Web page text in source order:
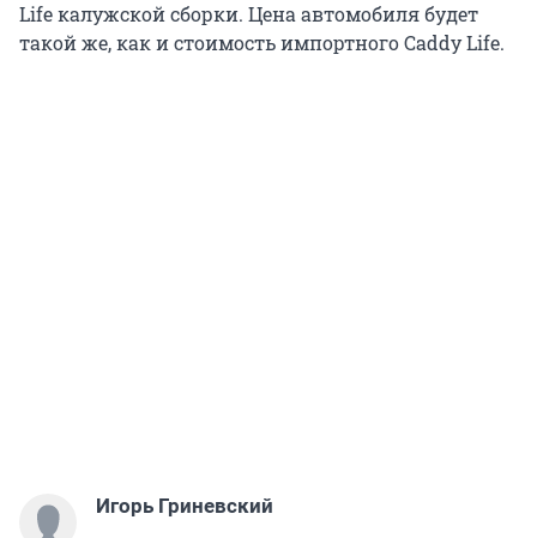
Life калужской сборки. Цена автомобиля будет
такой же, как и стоимость импортного Caddy Life.
Игорь Гриневский